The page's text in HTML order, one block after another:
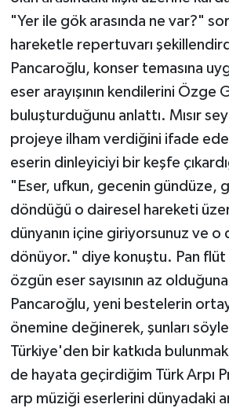
"Yer ile gök arasında ne var?"
hareketle repertuvarı
Pancaroğlu, konser temasına
eser arayışının kendilerini Özge
buluşturduğunu anlattı. Mısır
projeye ilham verdiğini ifade
eserin dinleyiciyi bir keşfe
"Eser, ufkun, gecenin gündüze,
döndüğü o dairesel hareketi
dünyanın içine giriyorsunuz ve o
dönüyor." diye konuştu. Pan flüt
özgün eser sayısının az
Pancaroğlu, yeni bestelerin
önemine değinerek, şunları
Türkiye'den bir katkıda
de hayata geçirdiğim Türk Arpı
arp müziği eserlerini dünyadaki